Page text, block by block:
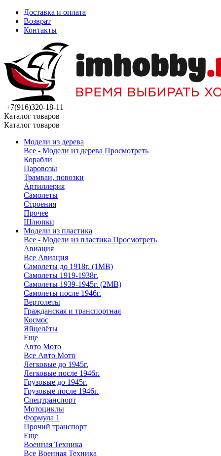
Доставка и оплата
Возврат
Контакты
+7(916)320-18-11
Каталог товаров
Каталог товаров
Модели из дерева
Все - Модели из дерева Просмотреть
Корабли
Паровозы
Трамваи, повозки
Артиллерия
Самолеты
Строения
Прочее
Шлюпки
Модели из пластика
Все - Модели из пластика Просмотреть
Авиация
Все Авиация
Самолеты до 1918г. (1МВ)
Самолеты 1919-1938г.
Самолеты 1939-1945г. (2МВ)
Самолеты после 1946г.
Вертолеты
Гражданская и транспортная
Космос
Яйцелёты
Еще
Авто Мото
Все Авто Мото
Легковые до 1945г.
Легковые после 1946г.
Грузовые до 1945г.
Грузовые после 1946г.
Спецтранспорт
Мотоциклы
Формула 1
Прочий транспорт
Еще
Военная Техника
Все Военная Техника